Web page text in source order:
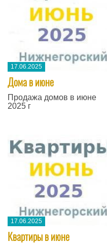
17.06.2025
Дома в июне
Продажа домов в июне
2025 г
17.06.2025
Квартиры в июне